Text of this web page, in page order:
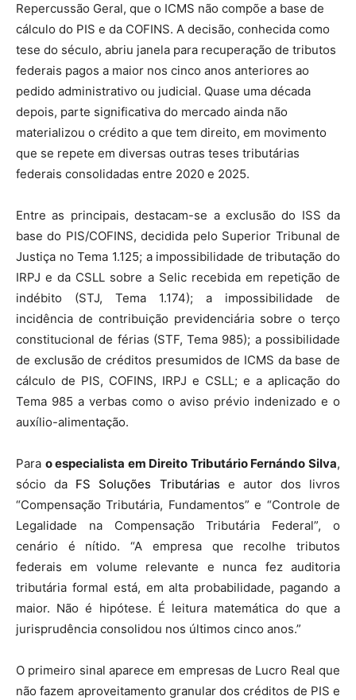
Repercussão Geral, que o ICMS não compõe a base de
cálculo do PIS e da COFINS. A decisão, conhecida como
tese do século, abriu janela para recuperação de tributos
federais pagos a maior nos cinco anos anteriores ao
pedido administrativo ou judicial. Quase uma década
depois, parte significativa do mercado ainda não
materializou o crédito a que tem direito, em movimento
que se repete em diversas outras teses tributárias
federais consolidadas entre 2020 e 2025.
Entre as principais, destacam-se a exclusão do ISS da
base do PIS/COFINS, decidida pelo Superior Tribunal de
Justiça no Tema 1.125; a impossibilidade de tributação do
IRPJ e da CSLL sobre a Selic recebida em repetição de
indébito (STJ, Tema 1.174); a impossibilidade de
incidência de contribuição previdenciária sobre o terço
constitucional de férias (STF, Tema 985); a possibilidade
de exclusão de créditos presumidos de ICMS da base de
cálculo de PIS, COFINS, IRPJ e CSLL; e a aplicação do
Tema 985 a verbas como o aviso prévio indenizado e o
auxílio-alimentação.
Para o especialista em Direito Tributário Fernándo Silva,
sócio da FS Soluções Tributárias e autor dos livros
“Compensação Tributária, Fundamentos” e “Controle de
Legalidade na Compensação Tributária Federal”, o
cenário é nítido. “A empresa que recolhe tributos
federais em volume relevante e nunca fez auditoria
tributária formal está, em alta probabilidade, pagando a
maior. Não é hipótese. É leitura matemática do que a
jurisprudência consolidou nos últimos cinco anos.”
O primeiro sinal aparece em empresas de Lucro Real que
não fazem aproveitamento granular dos créditos de PIS e